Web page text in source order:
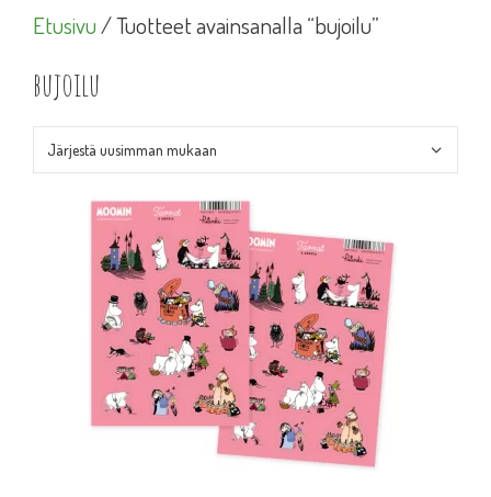
Etusivu/ Tuotteet avainsanalla “bujoilu”
bujoilu